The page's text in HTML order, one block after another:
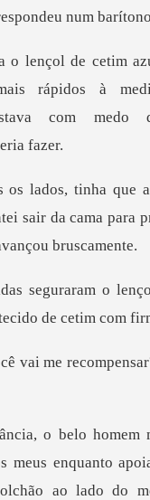
num ba
rápidos à
sair da cama para
me